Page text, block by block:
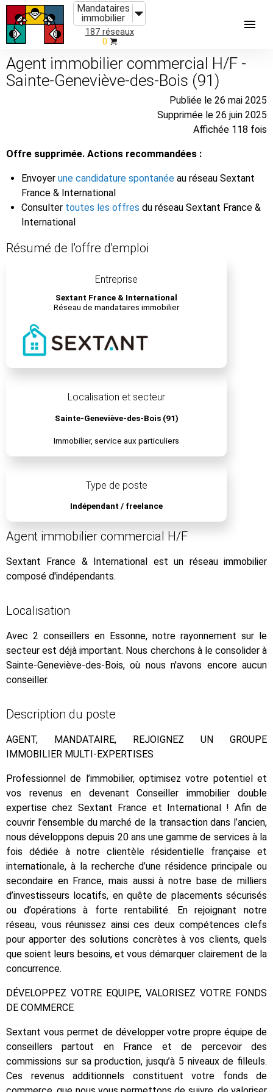
Mandataires
immobilier
187 réseaux
0
Agent immobilier commercial H/F -
Sainte-Geneviève-des-Bois (91)
Publiée le 26 mai 2025
Supprimée le 26 juin 2025
Affichée 118 fois
Offre supprimée. Actions recommandées :
Envoyer une candidature spontanée au réseau Sextant
France & International
Consulter toutes les offres du réseau Sextant France &
International
Résumé de l'offre d'emploi
Entreprise
Sextant France & International
Réseau de mandataires immobilier
Localisation et secteur
Sainte-Geneviève-des-Bois (91)
Immobilier, service aux particuliers
Type de poste
Indépendant / freelance
Agent immobilier commercial H/F
Sextant France & International est un réseau immobilier
composé d'indépendants.
Localisation
Avec 2 conseillers en Essonne, notre rayonnement sur le
secteur est déjà important. Nous cherchons à le consolider à
Sainte-Geneviève-des-Bois, où nous n'avons encore aucun
conseiller.
Description du poste
AGENT, MANDATAIRE, REJOIGNEZ UN GROUPE
IMMOBILIER MULTI-EXPERTISES
Professionnel de l’immobilier, optimisez votre potentiel et
vos revenus en devenant Conseiller immobilier double
expertise chez Sextant France et International ! Afin de
couvrir l’ensemble du marché de la transaction dans l’ancien,
nous développons depuis 20 ans une gamme de services à la
fois dédiée à notre clientèle résidentielle française et
internationale, à la recherche d’une résidence principale ou
secondaire en France, mais aussi à notre base de milliers
d’investisseurs locatifs, en quête de placements sécurisés
ou d’opérations à forte rentabilité. En rejoignant notre
réseau, vous réunissez ainsi ces deux compétences clefs
pour apporter des solutions concrètes à vos clients, quels
que soient leurs besoins, et vous démarquer clairement de la
concurrence.
DÉVELOPPEZ VOTRE EQUIPE, VALORISEZ VOTRE FONDS
DE COMMERCE
Sextant vous permet de développer votre propre équipe de
conseillers partout en France et de percevoir des
commissions sur sa production, jusqu’à 5 niveaux de filleuls.
Ces revenus additionnels constituent votre fonds de